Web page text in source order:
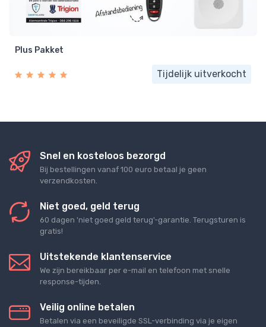
Plus Pakket
Tijdelijk uitverkocht
Snel en kosteloos bezorgd
Bij bestellingen vanaf 100 euro betaal je geen
verzendkosten.
Niet goed, geld terug
60 dagen 'niet goed geld terug'-garantie. Terugsturen is
gratis!
Uitstekende klantenservice
We zijn bereikbaar per e-mail en telefoon met snelle
response-tijden.
Veilig online betalen
Betalen via een beveiligde SSL-verbinding via je eigen